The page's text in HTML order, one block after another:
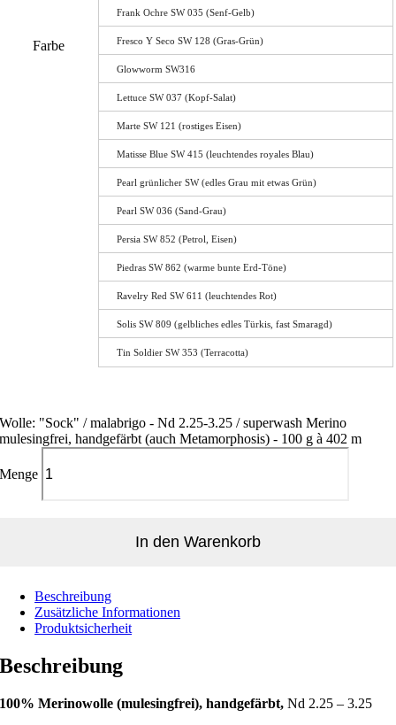
Farbe
Frank Ochre SW 035 (Senf-Gelb)
Fresco Y Seco SW 128 (Gras-Grün)
Glowworm SW316
Lettuce SW 037 (Kopf-Salat)
Marte SW 121 (rostiges Eisen)
Matisse Blue SW 415 (leuchtendes royales Blau)
Pearl grünlicher SW (edles Grau mit etwas Grün)
Pearl SW 036 (Sand-Grau)
Persia SW 852 (Petrol, Eisen)
Piedras SW 862 (warme bunte Erd-Töne)
Ravelry Red SW 611 (leuchtendes Rot)
Solis SW 809 (gelbliches edles Türkis, fast Smaragd)
Tin Soldier SW 353 (Terracotta)
Wolle: "Sock" / malabrigo - Nd 2.25-3.25 / superwash Merino
mulesingfrei, handgefärbt (auch Metamorphosis) - 100 g à 402 m
Menge
In den Warenkorb
Beschreibung
Zusätzliche Informationen
Produktsicherheit
Beschreibung
100% Merinowolle (mulesingfrei), handgefärbt,Nd 2.25 – 3.25